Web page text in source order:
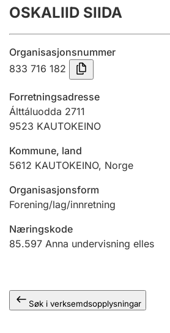
Årsrekneskap
Innsending og forseinkingsgebyr
Tinglysing
Jeger
Ektepaktrettleiaren
Andre tema
OSKALIID SIIDA
Organisasjonsnummer
833 716 182
Forretningsadresse
Álttáluodda 2711
9523 KAUTOKEINO
Kommune, land
5612 KAUTOKEINO, Norge
Organisasjonsform
Forening/lag/innretning
Næringskode
85.597 Anna undervisning elles
Søk i verksemdsopplysningar